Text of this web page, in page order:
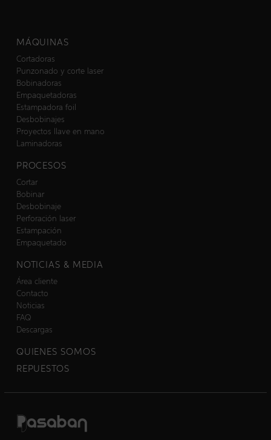
MÁQUINAS
Cortadoras
Punzonado y corte laser
Bobinadoras
Empaquetadoras
Estampadora foil
Desbobinajes
Proyectos llave en mano
Laminadoras
PROCESOS
Cortar
Bobinar
Desbobinaje
Perforación laser
Estampación
Empaquetado
NOTICIAS & MEDIA
Área cliente
Contacto
Noticias
FAQ
Descargas
QUIENES SOMOS
REPUESTOS